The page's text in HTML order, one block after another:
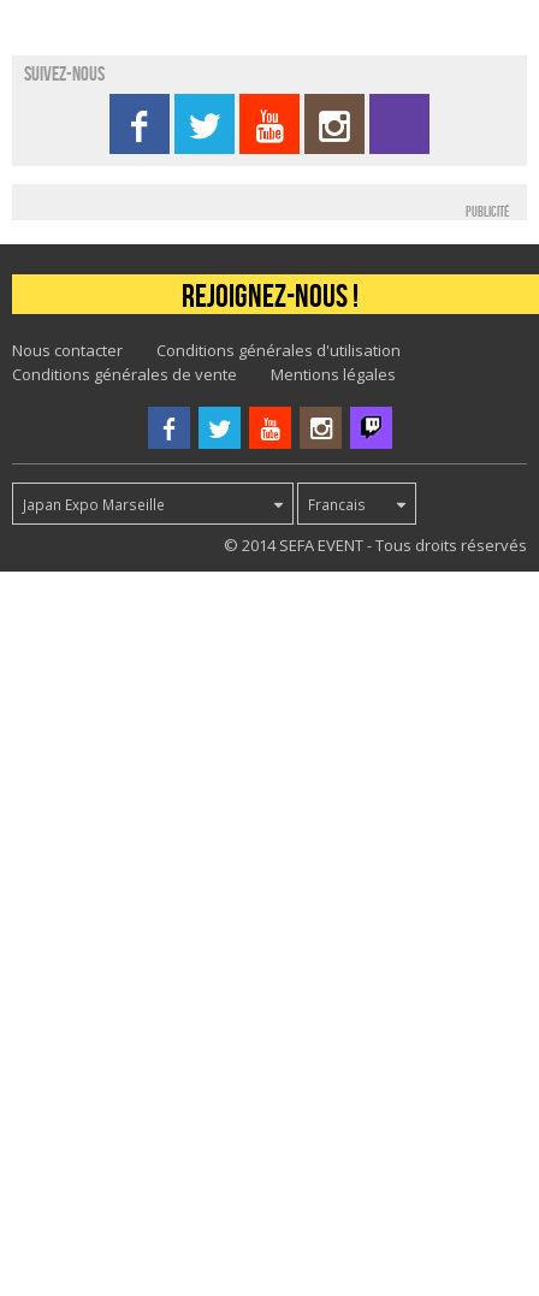
Suivez-nous
Publicité
Rejoignez-nous !
Nous contacter
Conditions générales d'utilisation
Conditions générales de vente
Mentions légales
Japan Expo Marseille Francais
© 2014 SEFA EVENT - Tous droits réservés